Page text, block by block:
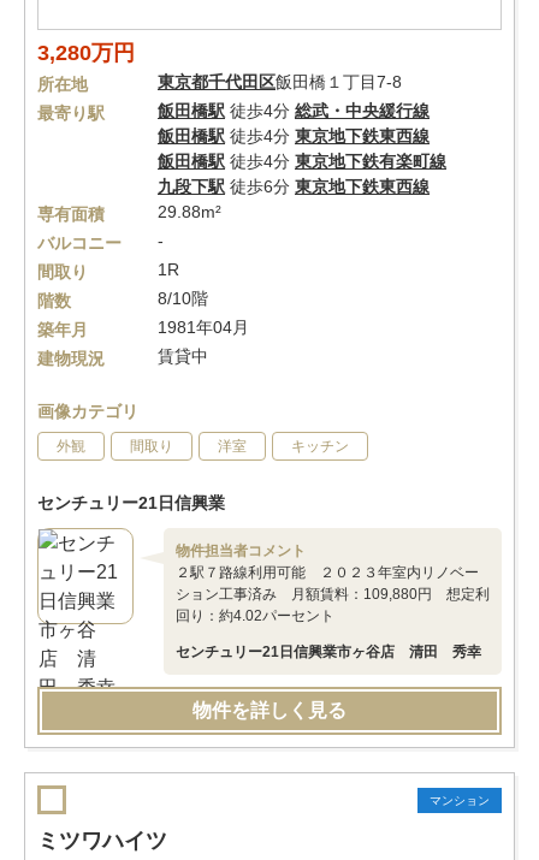
3,280万円
所在地 東京都千代田区飯田橋１丁目7-8
最寄り駅
飯田橋駅 徒歩4分 総武・中央緩行線
飯田橋駅 徒歩4分 東京地下鉄東西線
飯田橋駅 徒歩4分 東京地下鉄有楽町線
九段下駅 徒歩6分 東京地下鉄東西線
専有面積
29.88m²
バルコニー
-
間取り
1R
階数
8/10階
築年月
1981年04月
建物現況
賃貸中
画像カテゴリ
外観 間取り 洋室 キッチン
センチュリー21日信興業
物件担当者コメント
２駅７路線利用可能 ２０２３年室内リノベー
ション工事済み 月額賃料：109,880円 想定利
回り：約4.02パーセント
センチュリー21日信興業市ヶ谷店 清田 秀幸
物件を詳しく見る
マンション
ミツワハイツ